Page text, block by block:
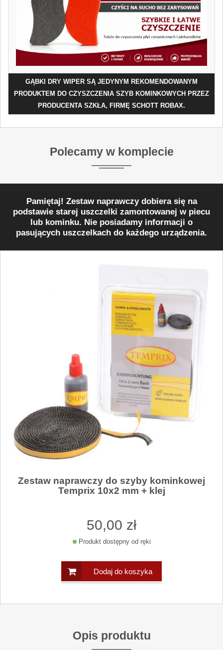
GĄBKI DRY WIPER SĄ JEDYNYM REKOMENDOWANYM
PRODUKTEM DO CZYSZCZENIA SZYB KOMINKOWYCH PRZEZ
PRODUCENTA SZKŁA, FIRMĘ SCHOTT ROBAX.
Polecamy w komplecie
Pamiętaj! Zestaw naprawczy dobiera się na
podstawie starej uszczelki zamontowanej w piecu
lub kominku. Nie posiadamy informacji o
pasujących uszczelkach do każdego urządzenia.
Zestaw naprawczy do szyby kominkowej
Temprix 10x2 mm + klej
50,00 zł
Produkt dostępny od ręki
Dodaj do koszyka
Opis produktu